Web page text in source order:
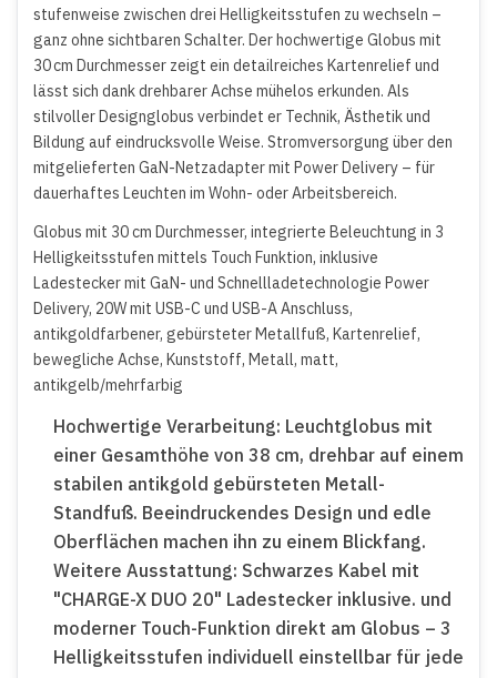
stufenweise zwischen drei Helligkeitsstufen zu wechseln –
ganz ohne sichtbaren Schalter. Der hochwertige Globus mit
30 cm Durchmesser zeigt ein detailreiches Kartenrelief und
lässt sich dank drehbarer Achse mühelos erkunden. Als
stilvoller Designglobus verbindet er Technik, Ästhetik und
Bildung auf eindrucksvolle Weise. Stromversorgung über den
mitgelieferten GaN-Netzadapter mit Power Delivery – für
dauerhaftes Leuchten im Wohn- oder Arbeitsbereich.
Globus mit 30 cm Durchmesser, integrierte Beleuchtung in 3
Helligkeitsstufen mittels Touch Funktion, inklusive
Ladestecker mit GaN- und Schnellladetechnologie Power
Delivery, 20W mit USB-C und USB-A Anschluss,
antikgoldfarbener, gebürsteter Metallfuß, Kartenrelief,
bewegliche Achse, Kunststoff, Metall, matt,
antikgelb/mehrfarbig
Hochwertige Verarbeitung: Leuchtglobus mit
einer Gesamthöhe von 38 cm, drehbar auf einem
stabilen antikgold gebürsteten Metall-
Standfuß. Beeindruckendes Design und edle
Oberflächen machen ihn zu einem Blickfang.
Weitere Ausstattung: Schwarzes Kabel mit
"CHARGE-X DUO 20" Ladestecker inklusive. und
moderner Touch-Funktion direkt am Globus – 3
Helligkeitsstufen individuell einstellbar für jede